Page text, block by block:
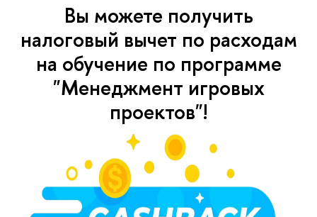
Вы можете получить
налоговый вычет по расходам
на обучение по программе
"Менеджмент игровых
проектов"!